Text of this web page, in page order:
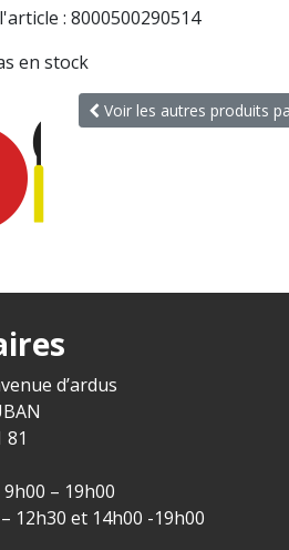
: 8000500290514
en stock
Voir les autres produits
d’ardus
81
– 19h00
12h30 et 14h00 -19h00